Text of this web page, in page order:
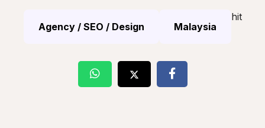
Agency / SEO / Design Malaysia
hit